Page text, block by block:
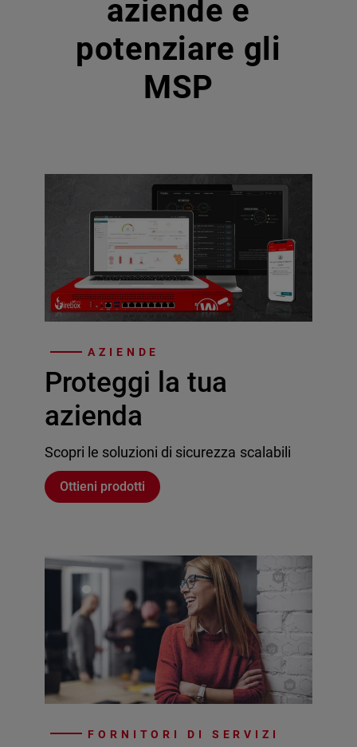
aziende e
potenziare gli
MSP
AZIENDE
Proteggi la tua
azienda
Scopri le soluzioni di sicurezza scalabili
Ottieni prodotti
FORNITORI DI SERVIZI